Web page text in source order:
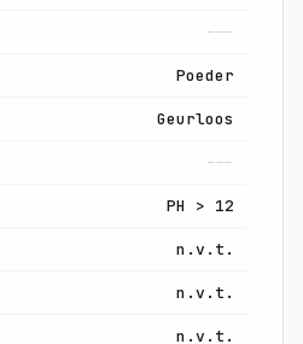
---
Poeder
Geurloos
---
PH > 12
n.v.t.
n.v.t.
n.v.t.